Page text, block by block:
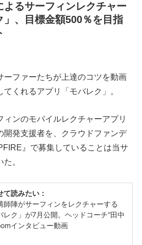
よるサーフィンレクチャー
」、目標金額500％を目指
ーファーたちが上達のコツを動画
くれるアプリ「モバレク」。
ンのモバイルレクチャーアプリ
開発支援者を、クラウドファンデ
』で募集していることは当サ
。
ースタイル